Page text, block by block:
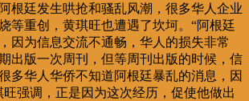
根廷发生哄抢和骚乱风潮，很多华人企业
等重创，黄琪旺也遭遇了坎坷。“阿根廷
因为信息交流不通畅，华人的损失非常
出版一次周刊，但等周刊出版的时候，信
多华人华侨不知道阿根廷暴乱的消息，因
旺强调，正是因为这次经历，促使他做出